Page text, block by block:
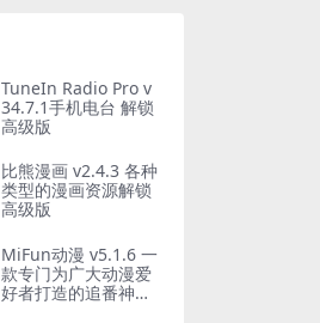
TuneIn Radio Pro v
34.7.1手机电台 解锁
高级版
比熊漫画 v2.4.3 各种
类型的漫画资源解锁
高级版
MiFun动漫 v5.1.6 一
款专门为广大动漫爱
好者打造的追番神器